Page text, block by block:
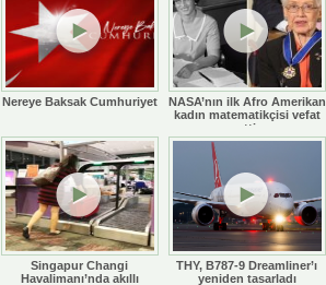
Nereye Baksak Cumhuriyet
NASA’nın ilk Afro Amerikan
kadın matematikçisi vefat
etti
Singapur Changi
Havalimanı’nda akıllı
THY, B787-9 Dreamliner’ı
yeniden tasarladı